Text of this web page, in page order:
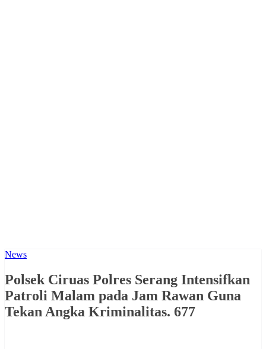
News
Polsek Ciruas Polres Serang Intensifkan
Patroli Malam pada Jam Rawan Guna
Tekan Angka Kriminalitas. 677